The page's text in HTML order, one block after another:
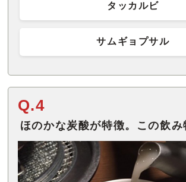
タッカルビ
サムギョプサル
Q.4
ほのかな炭酸が特徴。この飲み